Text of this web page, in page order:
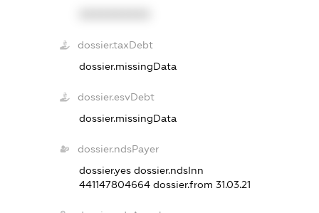
dossier.taxDebt
dossier.missingData
dossier.esvDebt
dossier.missingData
dossier.ndsPayer
dossier.yesdossier.ndsInn
441147804664dossier.from 31.03.21